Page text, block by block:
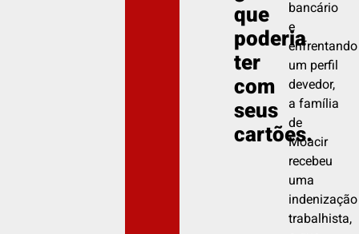
que
poderia
ter
com
seus
cartões.
bancário
e
enfrentando
um perfil
devedor,
a família
de
Moacir
recebeu
uma
indenização
trabalhista,